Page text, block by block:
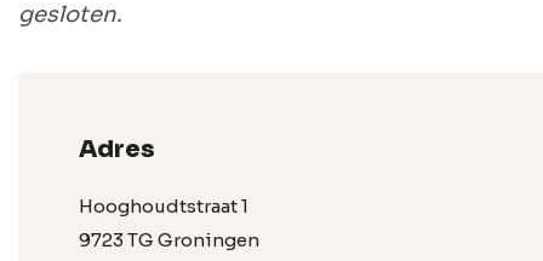
gesloten.
Adres
Hooghoudtstraat 1
9723 TG Groningen